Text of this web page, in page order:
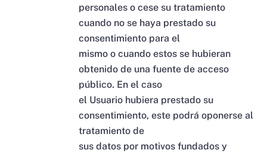
personales o cese su tratamiento
cuando no se haya prestado su
consentimiento para el
mismo o cuando estos se hubieran
obtenido de una fuente de acceso
público. En el caso
el Usuario hubiera prestado su
consentimiento, este podrá oponerse al
tratamiento de
sus datos por motivos fundados y